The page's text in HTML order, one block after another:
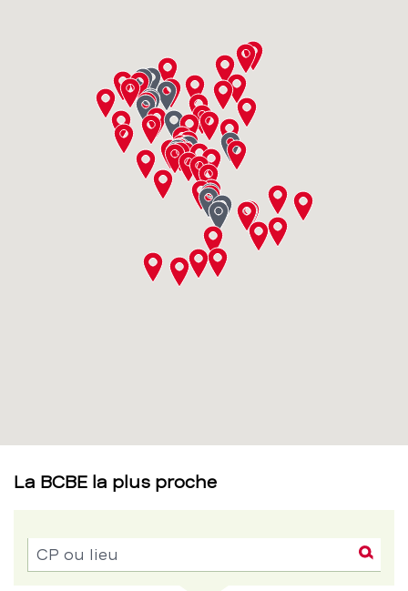
La BCBE la plus proche
CP ou lieu